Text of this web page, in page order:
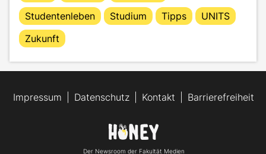
Studentenleben
Studium Tipps
UNITS
Zukunft
Der Newsroom der Fakultät Medien
Impressum Datenschutz Kontakt Barrierefreiheit